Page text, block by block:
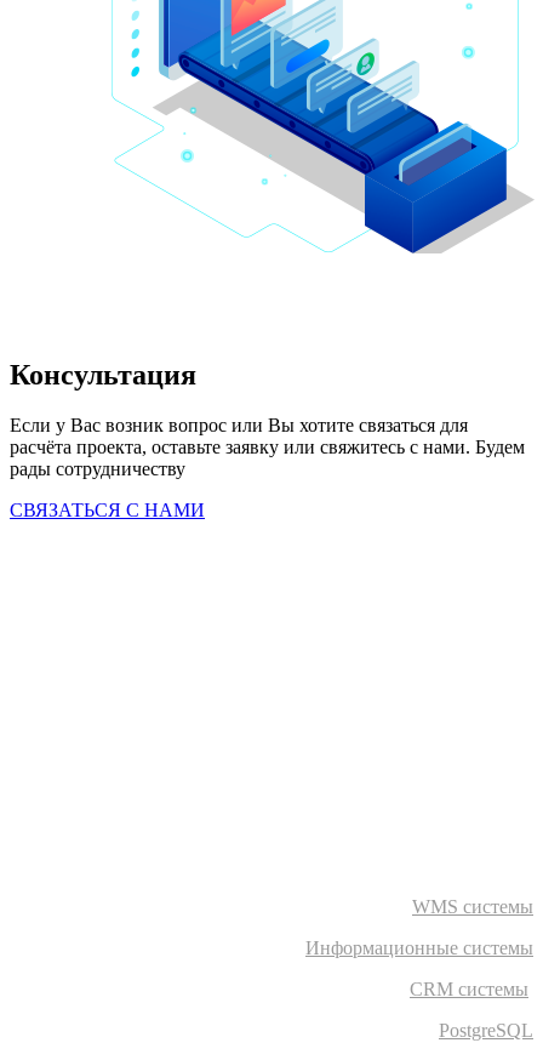
Консультация
Если у Вас возник вопрос или Вы хотите связаться для
расчёта проекта, оставьте заявку или свяжитесь с нами. Будем
рады сотрудничеству
СВЯЗАТЬСЯ С НАМИ
WMS системы
Информационные системы
CRM системы
PostgreSQL